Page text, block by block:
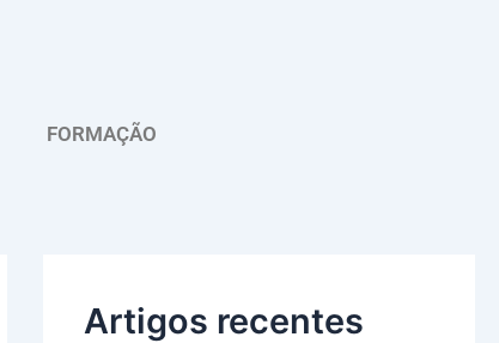
FORMAÇÃO
Artigos recentes
u